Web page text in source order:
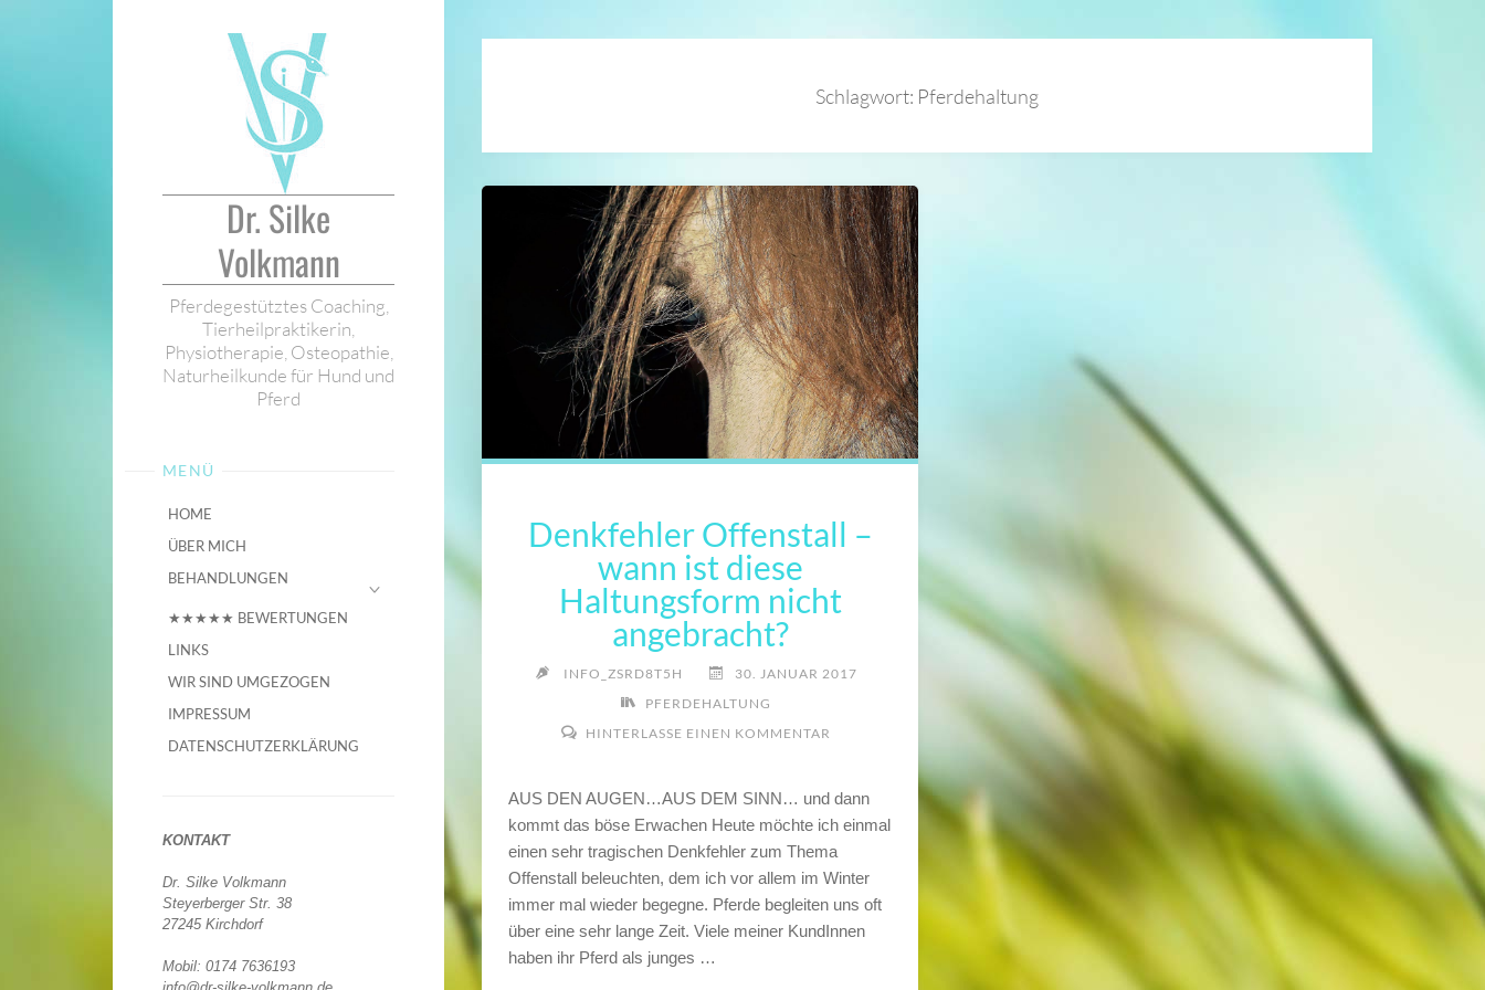
Dr. Silke
Volkmann
Pferdegestütztes Coaching,
Tierheilpraktikerin,
Physiotherapie, Osteopathie,
Naturheilkunde für Hund und
Pferd
MENÜ
HOME
ÜBER MICH
BEHANDLUNGEN
★★★★★ BEWERTUNGEN
LINKS
WIR SIND UMGEZOGEN
IMPRESSUM
DATENSCHUTZERKLÄRUNG
KONTAKT
Dr. Silke Volkmann
Steyerberger Str. 38
27245 Kirchdorf
Mobil: 0174 7636193
Schlagwort: Pferdehaltung
Denkfehler Offenstall –
wann ist diese
Haltungsform nicht
angebracht?
INFO_ZSRD8T5H
30. JANUAR 2017
PFERDEHALTUNG
HINTERLASSE EINEN KOMMENTAR
AUS DEN AUGEN…AUS DEM SINN… und dann
kommt das böse Erwachen Heute möchte ich einmal
einen sehr tragischen Denkfehler zum Thema
Offenstall beleuchten, dem ich vor allem im Winter
immer mal wieder begegne. Pferde begleiten uns oft
über eine sehr lange Zeit. Viele meiner KundInnen
haben ihr Pferd als junges …